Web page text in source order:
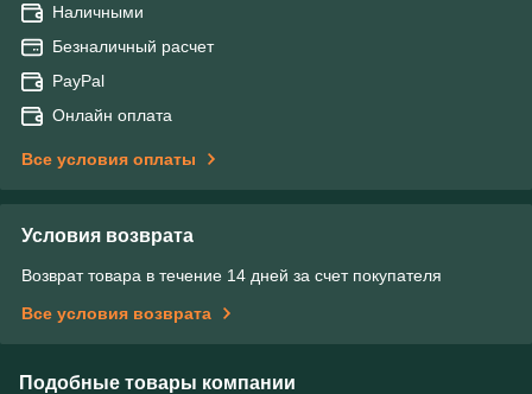
Наличными
Безналичный расчет
PayPal
Онлайн оплата
Все условия оплаты
Условия возврата
Возврат товара в течение 14 дней за счет покупателя
Все условия возврата
Подобные товары компании